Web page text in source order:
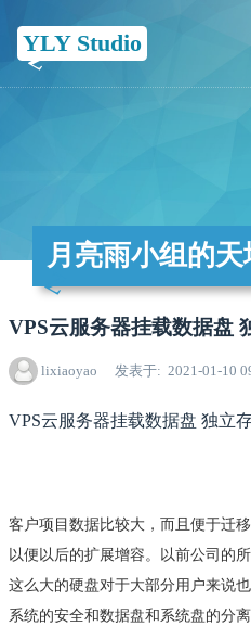
YLY Studio
月亮雨小组的
VPS云服务器挂载数据盘
lixiaoyao 发表于 2021-01-10
VPS云服务器挂载数据盘 独立
客户项目数据比较大，而且便于迁
以便以后的扩展增容。以前公司的
这么大的硬盘对于大部分用户来说
系统的安全和数据盘和系统盘的分